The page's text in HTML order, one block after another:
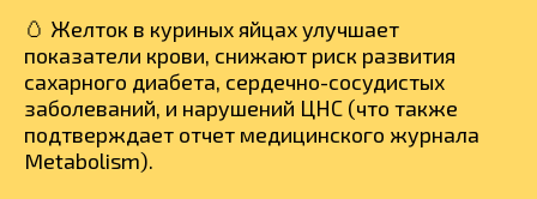
🥚 Желток в куриных яйцах улучшает
показатели крови, снижают риск развития
сахарного диабета, сердечно-сосудистых
заболеваний, и нарушений ЦНС (что также
подтверждает отчет медицинского журнала
Metabolism).